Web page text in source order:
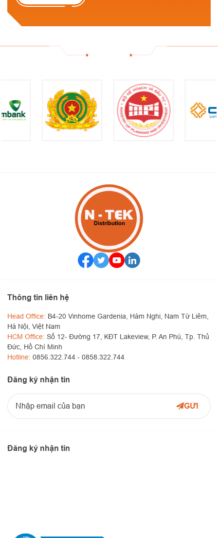
Thông tin liên hệ
Head Office: B4-20 Vinhome Gardenia, Hàm Nghi, Nam Từ Liêm,
Hà Nội, Việt Nam
HCM Office: Số 12- Đường 17, KĐT Lakeview, P. An Phú, Tp. Thủ
Đức, Hồ Chí Minh
Hotline: 0856.322.744 - 0858.322.744
Đăng ký nhận tin
Đăng ký nhận tin